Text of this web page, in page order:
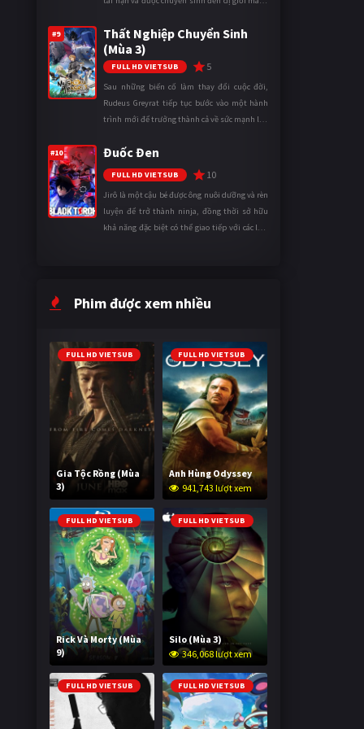
thành một mạo hiểm gi ...
#9
Thất Nghiệp Chuyển Sinh
(Mùa 3)
FULL HD VIETSUB 5
Sau những biến cố làm thay đổi cuộc đời,
Rudeus Greyrat tiếp tục bước vào một hành
trình mới để trưởng thành cả về sức mạnh lẫn
ngày càng khắc nghiệt, anh ...
#10 Đuốc Đen
FULL HD VIETSUB 10
Jirô là một cậu bé được ông nuôi dưỡng và rèn
luyện để trở thành ninja, đồng thời sở hữu
khả năng đặc biệt có thể giao tiếp với các loài
Phim được xem nhiều
FULL HD VIETSUB
Gia Tộc Rồng (Mùa
3)
2,010,238 lượt xem
FULL HD VIETSUB
Anh Hùng Odyssey
941,743 lượt xem
FULL HD VIETSUB
Rick Và Morty (Mùa
9)
2,990,851 lượt xem
FULL HD VIETSUB
Silo (Mùa 3)
346,068 lượt xem
FULL HD VIETSUB FULL HD VIETSUB